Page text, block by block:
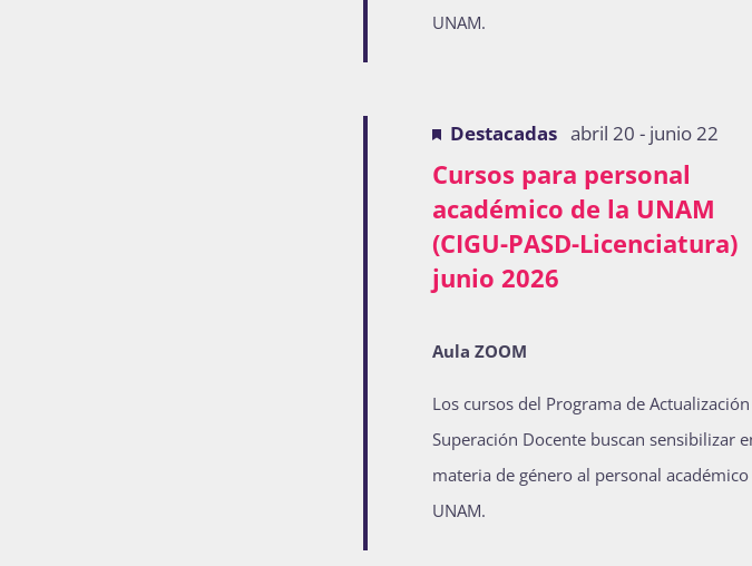
UNAM.
Cursos para personal
académico de la UNAM
(CIGU-PASD-Licenciatura)
junio 2026
Destacadas abril 20 - junio 22
Aula ZOOM
Los cursos del Programa de
Superación Docente buscan sensibilizar
materia de género al personal académico
UNAM.